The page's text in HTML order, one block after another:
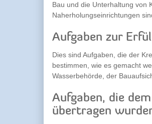
Bau und die Unterhaltung von
Naherholungseinrichtungen
Aufgaben zur
Dies sind Aufgaben, die der
bestimmen, wie es gemacht
Wasserbehörde, der
Aufgaben, die
übertragen